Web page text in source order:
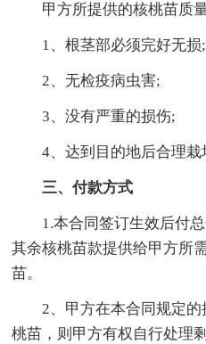
甲方所提供的核桃苗质
1、根茎部必须完好无损;
2、无检疫病虫害;
3、没有严重的损伤;
4、达到目的地后合理栽
三、付款方式
1.本合同签订生效后付
其余核桃苗款提供给甲方所
苗。
2、甲方在本合同规定
桃苗，则甲方有权自行处理